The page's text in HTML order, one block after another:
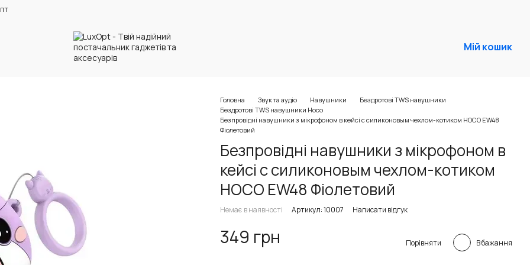
Мій кошик
Головна Звук та аудіо Навушники
Бездротові TWS навушники
Бездротові TWS навушники Hoco
Безпровідні навушники з мікрофоном в кейсі с силиконовым чехлом-котиком HOCO EW48
Фіолетовий
Безпровідні навушники з мікрофоном в
кейсі с силиконовым чехлом-котиком
HOCO EW48 Фіолетовий
Немає в наявності Артикул: 10007 Написати відгук
349 грн Порівняти В бажання